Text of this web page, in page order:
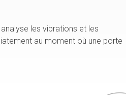
les vibrations et les
au moment où une porte